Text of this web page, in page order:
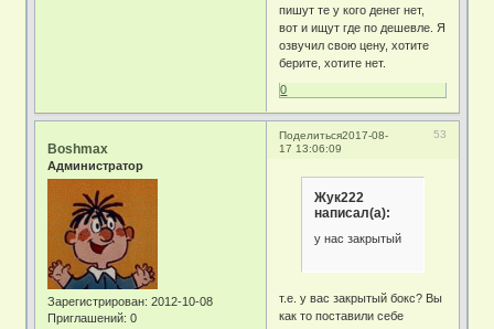
пишут те у кого денег нет,
вот и ищут где по дешевле. Я
озвучил свою цену, хотите
берите, хотите нет.
0
Поделиться 53
2017-08-
17 13:06:09
Boshmax
Администратор
Зарегистрирован: 2012-10-08
Приглашений: 0
Жук222
написал(а):
у нас закрытый
т.е. у вас закрытый бокс? Вы
как то поставили себе